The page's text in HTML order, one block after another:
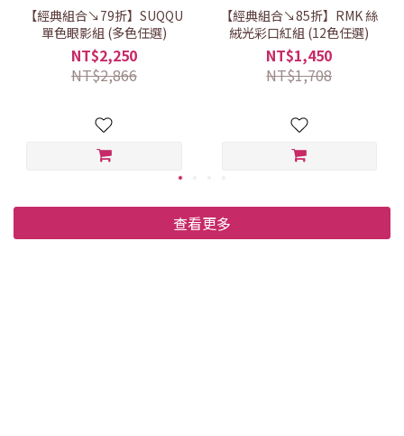
【經典組合↘79折】SUQQU
單色眼影組 (多色任選)
NT$2,250
NT$2,866
【經典組合↘85折】RMK 絲
絨光彩口紅組 (12色任選)
NT$1,450
NT$1,708
查看更多